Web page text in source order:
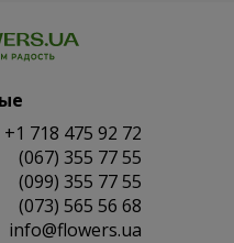
+1 718 475 92 72
(067) 355 77 55
(099) 355 77 55
(073) 565 56 68
info@flowers.ua